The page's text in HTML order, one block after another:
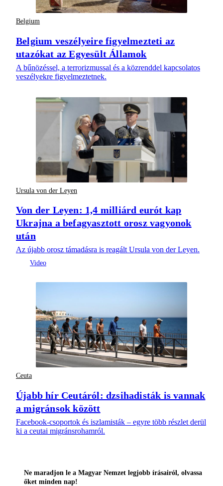
Belgium
Belgium veszélyeire figyelmezteti az
utazókat az Egyesült Államok
A bűnözéssel, a terrorizmussal és a közrenddel kapcsolatos
veszélyekre figyelmeztetnek.
Ursula von der Leyen
Von der Leyen: 1,4 milliárd eurót kap
Ukrajna a befagyasztott orosz vagyonok
után
Az újabb orosz támadásra is reagált Ursula von der Leyen.
Ceuta
Újabb hír Ceutáról: dzsihadisták is vannak
a migránsok között
Facebook-csoportok és iszlamisták – egyre több részlet derül
ki a ceutai migránsrohamról.
Ne maradjon le a Magyar Nemzet legjobb írásairól, olvassa
őket minden nap!